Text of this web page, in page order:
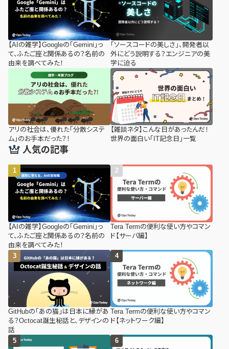
【AIの雑学】Googleの「Gemini」っ
て、ふたご座と関係あるの？名前の
由来を調べてみた！
「ソースコードの美しさ」、開発者以
外にどう説明する？エンジニアの美
学に迫る
アリの社会は、優れた「分散システ
ム」のお手本だった？！
【雑談ネタ】こんな日があったんだ！
世界の面白い「IT記念日」一覧
人気の記事
【AIの雑学】Googleの「Gemini」っ
て、ふたご座と関係あるの？名前の
由来を調べてみた！
Tera Termの便利な使い方やコマン
ド【サーバ編】
GitHubの「あの猫」は日本に縁があ
る？Octocat誕生秘話と、デザインの
話
Tera Termの便利な使い方やコマン
ド【ネットワーク編】